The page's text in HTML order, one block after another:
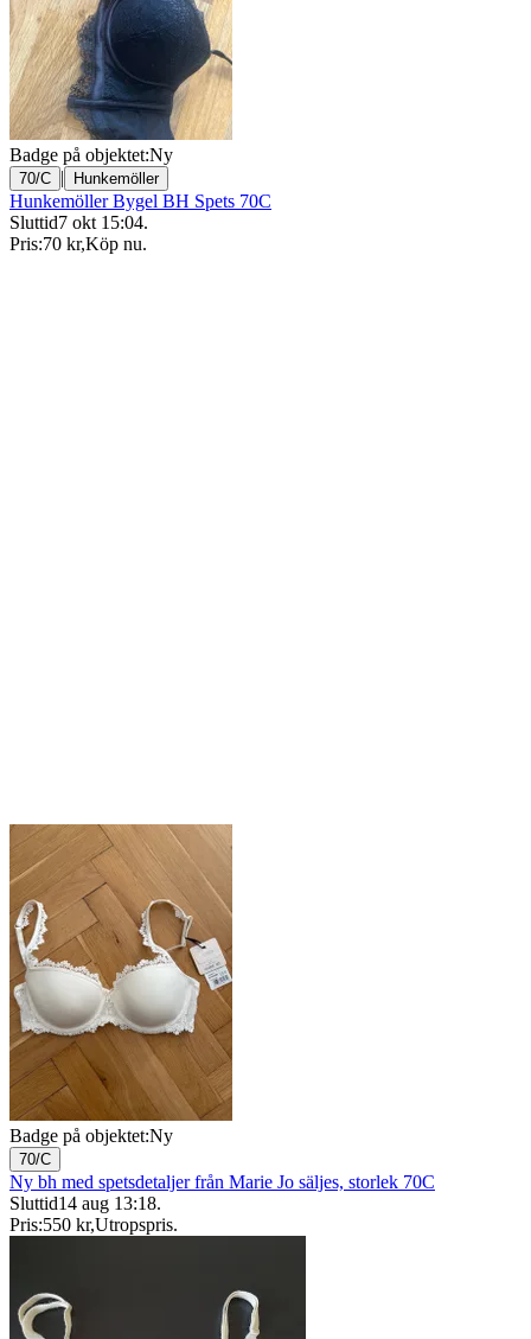
Badge på objektet:Ny
70/C | Hunkemöller
Hunkemöller Bygel BH Spets 70C
Sluttid7 okt 15:04.
Pris:70 kr,Köp nu.
Badge på objektet:Ny
70/C
Ny bh med spetsdetaljer från Marie Jo säljes, storlek 70C
Sluttid14 aug 13:18.
Pris:550 kr,Utropspris.